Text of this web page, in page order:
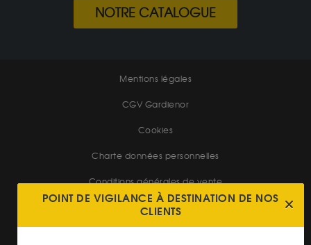
NOTRE CATALOGUE
Mentions légales
CGV Gardienor
Cookies
Charte données personnelles
Conditions générales de vente
Conditions générales d'achat
POINT DE VIGILANCE À DESTINATION DE NOS
CLIENTS